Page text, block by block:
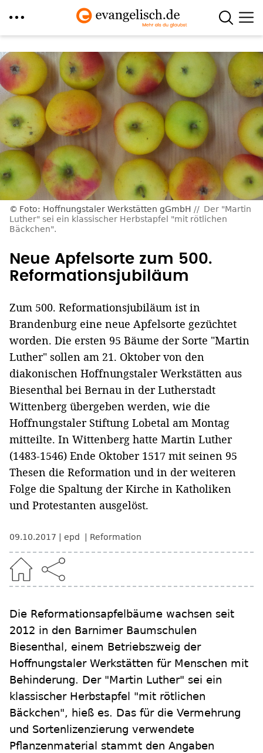
zum
Inhalt
Foto: Hoffnungstaler Werkstätten gGmbH
Der "Martin
Luther" sei ein klassischer Herbstapfel "mit rötlichen
Bäckchen".
Neue Apfelsorte zum 500.
Reformationsjubiläum
Zum 500. Reformationsjubiläum ist in
Brandenburg eine neue Apfelsorte gezüchtet
worden. Die ersten 95 Bäume der Sorte "Martin
Luther" sollen am 21. Oktober von den
diakonischen Hoffnungstaler Werkstätten aus
Biesenthal bei Bernau in der Lutherstadt
Wittenberg übergeben werden, wie die
Hoffnungstaler Stiftung Lobetal am Montag
mitteilte. In Wittenberg hatte Martin Luther
(1483-1546) Ende Oktober 1517 mit seinen 95
Thesen die Reformation und in der weiteren
Folge die Spaltung der Kirche in Katholiken
und Protestanten ausgelöst.
09.10.2017 epd Reformation
Die Reformationsapfelbäume wachsen seit
2012 in den Barnimer Baumschulen
Biesenthal, einem Betriebszweig der
Hoffnungstaler Werkstätten für Menschen mit
Behinderung. Der "Martin Luther" sei ein
klassischer Herbstapfel "mit rötlichen
Bäckchen", hieß es. Das für die Vermehrung
und Sortenlizenzierung verwendete
Pflanzenmaterial stammt den Angaben